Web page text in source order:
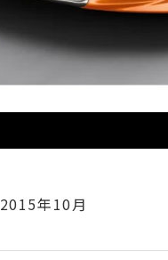
2015年10月